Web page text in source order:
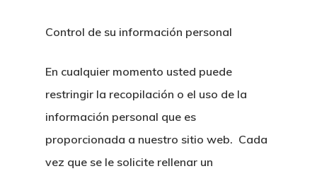
Control de su información personal
En cualquier momento usted puede
restringir la recopilación o el uso de la
información personal que es
proporcionada a nuestro sitio web. Cada
vez que se le solicite rellenar un